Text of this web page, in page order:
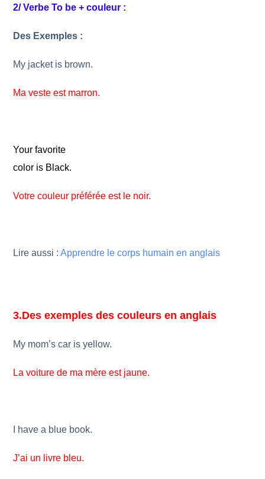
2/ Verbe To be + couleur :
Des Exemples :
My jacket is brown.
Ma veste est marron.
Your favorite
color is Black.
Votre couleur préférée est le noir.
Lire aussi : Apprendre le corps humain en anglais
3.Des exemples des couleurs en anglais
My mom’s car is yellow.
La voiture de ma mère est jaune.
I have a blue book.
J’ai un livre bleu.